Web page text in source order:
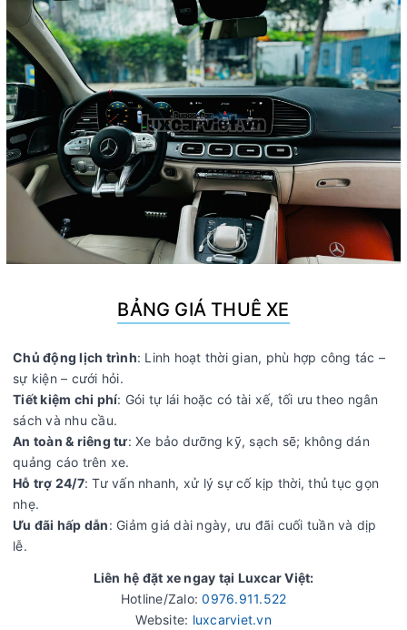
BẢNG GIÁ THUÊ XE
Chủ động lịch trình: Linh hoạt thời gian, phù hợp công tác –
sự kiện – cưới hỏi.
Tiết kiệm chi phí: Gói tự lái hoặc có tài xế, tối ưu theo ngân
sách và nhu cầu.
An toàn & riêng tư: Xe bảo dưỡng kỹ, sạch sẽ; không dán
quảng cáo trên xe.
Hỗ trợ 24/7: Tư vấn nhanh, xử lý sự cố kịp thời, thủ tục gọn
nhẹ.
Ưu đãi hấp dẫn: Giảm giá dài ngày, ưu đãi cuối tuần và dịp
lễ.
Liên hệ đặt xe ngay tại Luxcar Việt:
Hotline/Zalo:0976.911.522
Website: luxcarviet.vn